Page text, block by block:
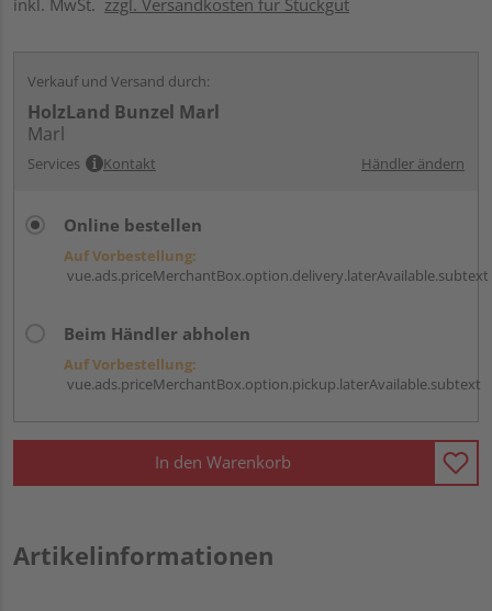
Verkauf und Versand durch:
HolzLand Bunzel Marl
Marl
Services Kontakt Händler ändern
Online bestellen
Auf Vorbestellung:
vue.ads.priceMerchantBox.option.delivery.laterAvailable.subtext
Beim Händler abholen
Auf Vorbestellung:
vue.ads.priceMerchantBox.option.pickup.laterAvailable.subtext
In den Warenkorb
Artikelinformationen